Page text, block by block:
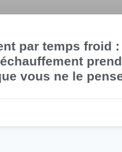
par temps froid :
vous ne le